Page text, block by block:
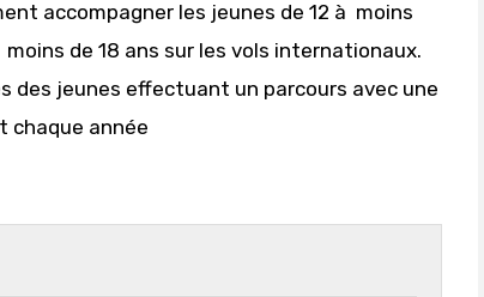
accompagner les jeunes de 12 à moins
de 18 ans sur les vols internationaux.
des jeunes effectuant un parcours avec une
chaque année